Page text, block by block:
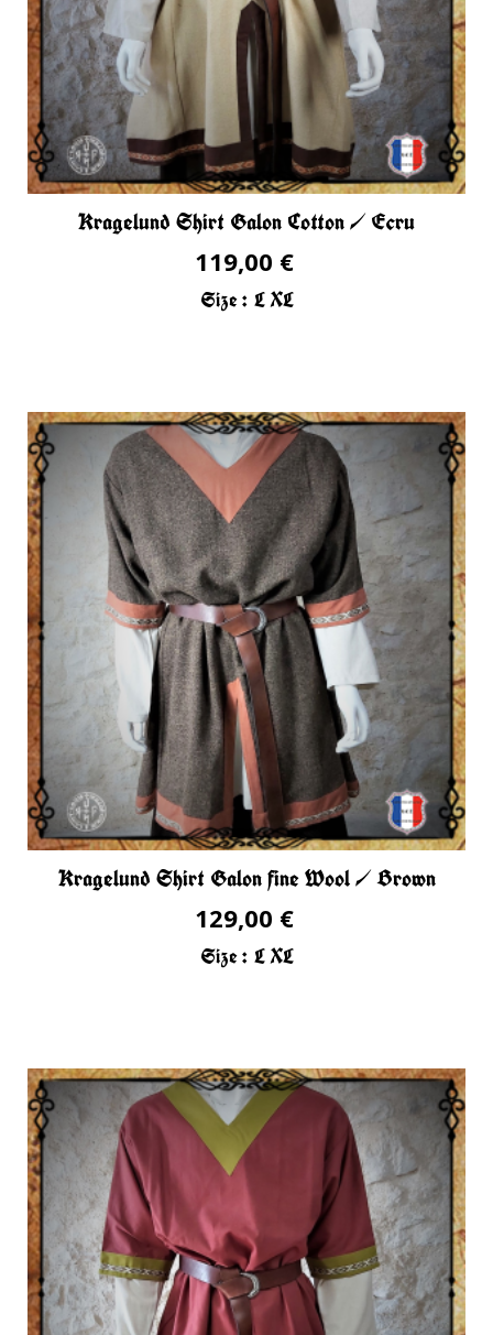
Kragelund Shirt Galon Cotton / Ecru
119,00 €
Size : LXL
Kragelund Shirt Galon fine Wool / Brown
129,00 €
Size : LXL